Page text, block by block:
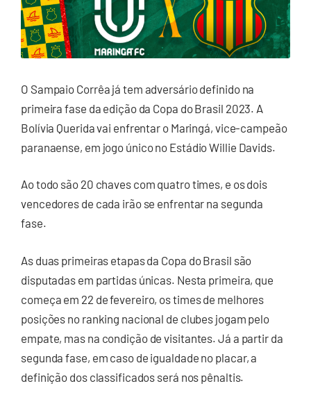
O Sampaio Corrêa já tem adversário definido na
primeira fase da edição da Copa do Brasil 2023. A
Bolívia Querida vai enfrentar o Maringá, vice-campeão
paranaense, em jogo único no Estádio Willie Davids.
Ao todo são 20 chaves com quatro times, e os dois
vencedores de cada irão se enfrentar na segunda
fase.
As duas primeiras etapas da Copa do Brasil são
disputadas em partidas únicas. Nesta primeira, que
começa em 22 de fevereiro, os times de melhores
posições no ranking nacional de clubes jogam pelo
empate, mas na condição de visitantes. Já a partir da
segunda fase, em caso de igualdade no placar, a
definição dos classificados será nos pênaltis.